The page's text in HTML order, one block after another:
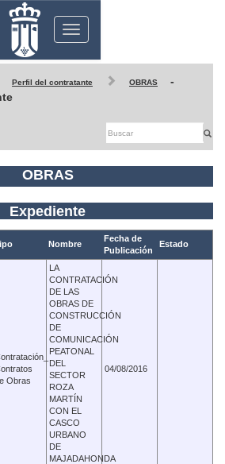
Toggle
navigation
Perfil del contratante OBRAS
-
OBRAS
Expediente
Nombre
Fecha de
Publicación
Estado
Obras
LA
CONTRATACIÓN
DE LAS
OBRAS DE
CONSTRUCCIÓN
DE
COMUNICACIÓN
PEATONAL
DEL
SECTOR
ROZA
MARTÍN
CON EL
CASCO
URBANO
DE
MAJADAHONDA
04/08/2016